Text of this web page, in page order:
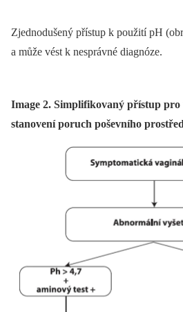
Zjednodušený přístup k použití pH
a může vést k nesprávné diagnóze.
Image 2. Simplifikovaný přístup
stanovení poruch poševního